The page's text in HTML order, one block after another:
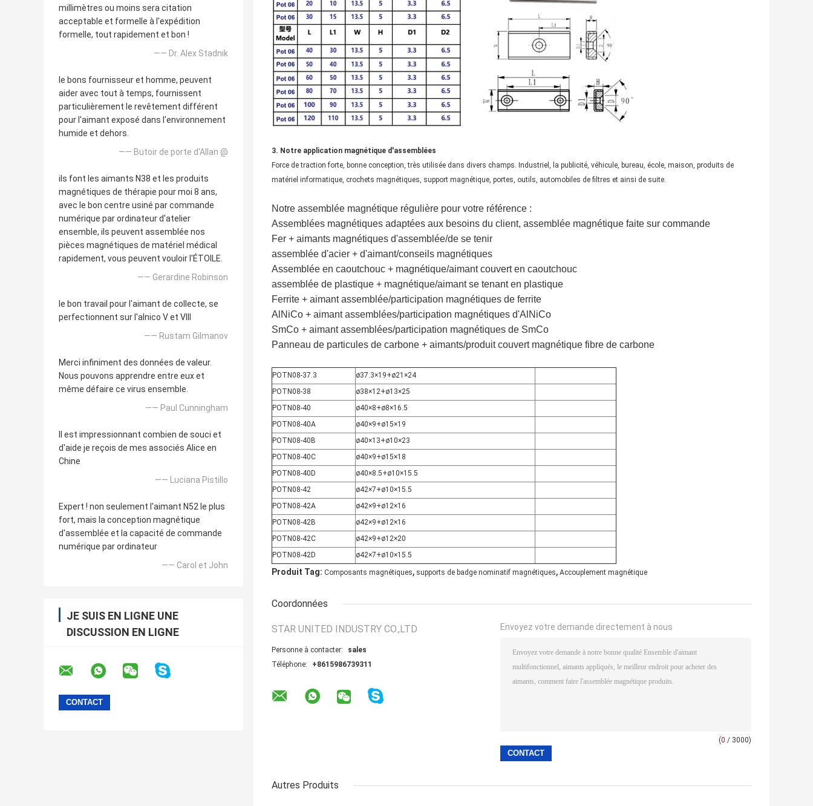
millimètres ou moins sera citation
acceptable et formelle à l'expédition
formelle, tout rapidement et bon !
—— Dr. Alex Stadnik
le bons fournisseur et homme, peuvent
aider avec tout à temps, fournissent
particulièrement le revêtement différent
pour l'aimant exposé dans l'environnement
humide et dehors.
—— Butoir de porte d'Allan @
ils font les aimants N38 et les produits
magnétiques de thérapie pour moi 8 ans,
avec le bon centre usiné par commande
numérique par ordinateur d'atelier
ensemble, ils peuvent assemblée nos
pièces magnétiques de matériel médical
rapidement, vous peuvent vouloir l'ÉTOILE.
—— Gerardine Robinson
le bon travail pour l'aimant de collecte, se
perfectionnent sur l'alnico V et VIII
—— Rustam Gilmanov
Merci infiniment des données de valeur.
Nous pouvons apprendre entre eux et
même défaire ce virus ensemble.
—— Paul Cunningham
Il est impressionnant combien de souci et
d'aide je reçois de mes associés Alice en
Chine
—— Luciana Pistillo
Expert ! non seulement l'aimant N52 le plus
fort, mais la conception magnétique
d'assemblée et la capacité de commande
numérique par ordinateur
—— Carol et John
JE SUIS EN LIGNE UNE
DISCUSSION EN LIGNE
3. Notre application magnétique d'assemblées
Force de traction forte, bonne conception, très utilisée dans divers champs. Industriel, la publicité, véhicule, bureau, école, maison, produits de
matériel informatique, crochets magnétiques, support magnétique, portes, outils, automobiles de filtres et ainsi de suite.
Notre assemblée magnétique régulière pour votre référence :
Assemblées magnétiques adaptées aux besoins du client, assemblée magnétique faite sur commande
Fer + aimants magnétiques d'assemblée/de se tenir
assemblée d'acier + d'aimant/conseils magnétiques
Assemblée en caoutchouc + magnétique/aimant couvert en caoutchouc
assemblée de plastique + magnétique/aimant se tenant en plastique
Ferrite + aimant assemblée/participation magnétiques de ferrite
AlNiCo + aimant assemblées/participation magnétiques d'AlNiCo
SmCo + aimant assemblées/participation magnétiques de SmCo
Panneau de particules de carbone + aimants/produit couvert magnétique fibre de carbone
POTN08-37.3
ø37.3×19+ø21×24
POTN08-38
ø38×12+ø13×25
POTN08-40
ø40×8+ø8×16.5
POTN08-40A
ø40×9+ø15×19
POTN08-40B
ø40×13+ø10×23
POTN08-40C
ø40×9+ø15×18
POTN08-40D
ø40×8.5+ø10×15.5
POTN08-42
ø42×7+ø10×15.5
POTN08-42A
ø42×9+ø12×16
POTN08-42B
ø42×9+ø12×16
POTN08-42C
ø42×9+ø12×20
POTN08-42D
ø42×7+ø10×15.5
Produit Tag: Composants magnétiques, supports de badge nominatif magnétiques, Accouplement magnétique
Coordonnées
STAR UNITED INDUSTRY CO.,LTD
Personne à contacter:
sales
Téléphone:
+8615986739311
Envoyez votre demande directement à nous
(0 / 3000)
Autres Produits